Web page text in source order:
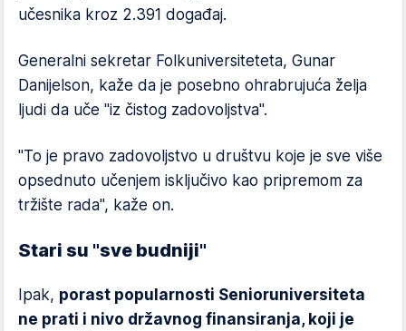
učesnika kroz 2.391 događaj.
Generalni sekretar Folkuniversiteteta, Gunar
Danijelson, kaže da je posebno ohrabrujuća želja
ljudi da uče "iz čistog zadovoljstva".
"To je pravo zadovoljstvo u društvu koje je sve više
opsednuto učenjem isključivo kao pripremom za
tržište rada", kaže on.
Stari su "sve budniji"
Ipak, porast popularnosti Senioruniversiteta
ne prati i nivo državnog finansiranja, koji je